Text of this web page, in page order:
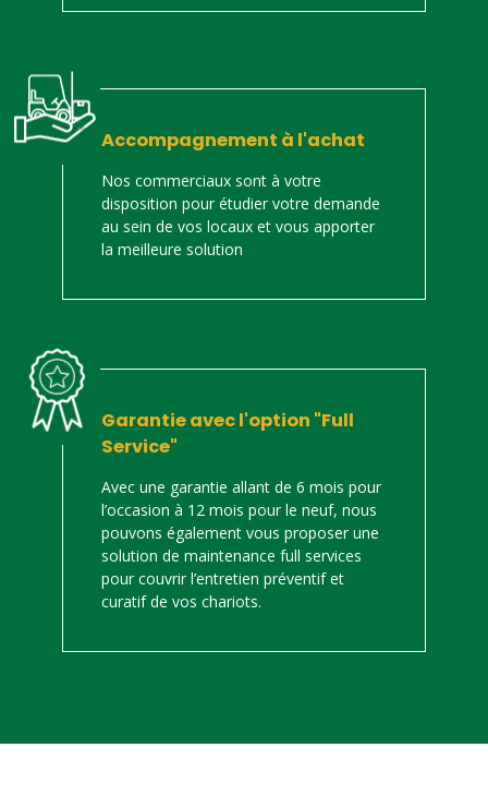
Accompagnement à l'achat
Nos commerciaux sont à votre
disposition pour étudier votre demande
au sein de vos locaux et vous apporter
la meilleure solution
Garantie avec l'option "Full
Service"
Avec une garantie allant de 6 mois pour
l’occasion à 12 mois pour le neuf, nous
pouvons également vous proposer une
solution de maintenance full services
pour couvrir l’entretien préventif et
curatif de vos chariots.